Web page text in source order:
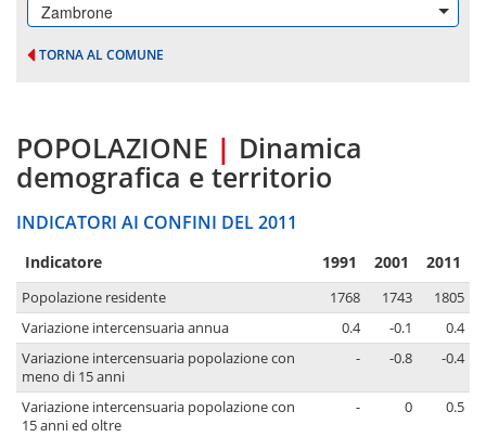
Zambrone
TORNA AL COMUNE
POPOLAZIONE | Dinamica
demografica e territorio
INDICATORI AI CONFINI DEL 2011
Indicatore 1991 2001 2011
Popolazione residente 1768 1743
1805
Variazione intercensuaria annua
0.4 -0.1
0.4
Variazione intercensuaria popolazione con
meno di 15 anni
- -0.8 -0.4
Variazione intercensuaria popolazione con
15 anni ed oltre
- 0 0.5